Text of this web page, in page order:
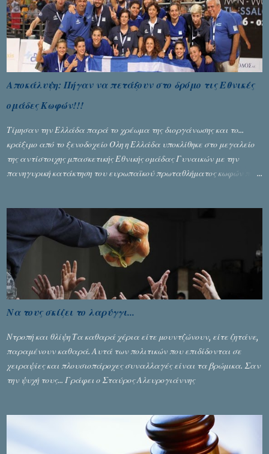
Αποκάλυψη: Πήγαν να πετάξουν στο δρόμο τις Εθνικές
ομάδες Κωφών!!!
Τίμησαν την Ελλάδα παρά το χρέωμα της διοργάνωσης και το...
κράξιμο από το ξενοδοχείο Όλη η Ελλάδα υποκλίθηκε στο μεγαλείο
της αντίστοιχης μπασκετικής Εθνικής ομάδας Γυναικών με την
πανηγυρική κατάκτηση του ευρωπαϊκού πρωταθλήματος κωφών που
Ζέρβα με την πορεία τους που ολοκληρώθηκε με τη νίκη τους στον
τελικό επί της Λιθουανίας, υπάρχουν και τα δυσάρεστα. Τα πολύ
δυσάρεστα...
Να τους σκίζει το λαρύγγι...
Ντροπή και θλίψη Τα καθαρά χέρια είτε μουντζώνουν, είτε ζητάνε,
παραμένουν καθαρά. Αυτά των πολιτικών που επιδίδονται σε
χειραψίες και πλουσιοπάροχες συναλλαγές είναι τα βρώμικα. Σαν
την ψυχή τους... Γράφει ο Σταύρος Αλευρογιάννης